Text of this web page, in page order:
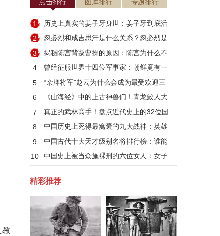
1
历史上真实的姜子牙身世：姜子牙到底活
了多少岁
2
忽必烈和成吉思汗是什么关系？忽必烈是
因何而死
3
揭秘陈宫背叛曹操的原因：陈宫为什么不
跟刘备？
4
曾经征服世界十四位军事家：朝鲜竟有一
人入选
5
“杂牌将军”赵云为什么会成为最受欢迎三
国武将？
6
《山海经》中的上古神兽们！青龙鲛人大
集合
7
真正的武林高手！盘点近代史上的32位国
术大师
8
中国历史上死得最窝囊的九大战神：英雄
无善终！
9
中国古代十大天才级别名将排行榜：谁能
当第一？
10
中国史上被当众施裸刑的六位女人：女子
裸刑秘闻
精彩推荐